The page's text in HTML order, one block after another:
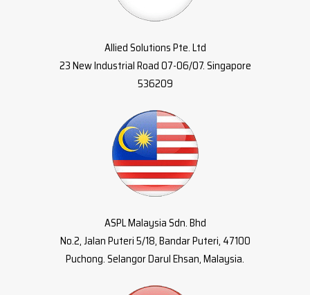
Allied Solutions Pte. Ltd
23 New Industrial Road 07-06/07. Singapore
536209
ASPL Malaysia Sdn. Bhd
No.2, Jalan Puteri 5/18, Bandar Puteri, 47100
Puchong. Selangor Darul Ehsan, Malaysia.